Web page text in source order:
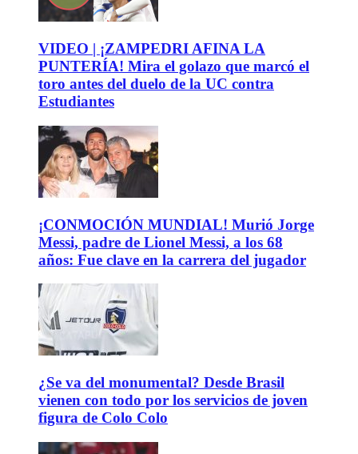
VIDEO | ¡ZAMPEDRI AFINA LA
PUNTERÍA! Mira el golazo que marcó el
toro antes del duelo de la UC contra
Estudiantes
¡CONMOCIÓN MUNDIAL! Murió Jorge
Messi, padre de Lionel Messi, a los 68
años: Fue clave en la carrera del jugador
¿Se va del monumental? Desde Brasil
vienen con todo por los servicios de joven
figura de Colo Colo